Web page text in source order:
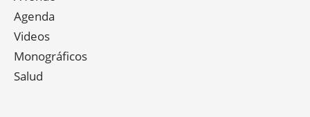
Agenda
Videos
Monográficos
Salud